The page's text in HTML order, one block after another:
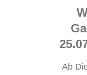
Ab